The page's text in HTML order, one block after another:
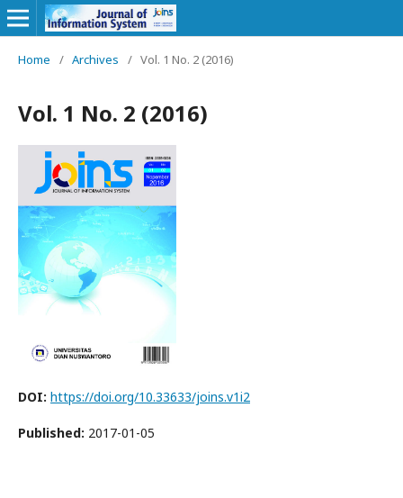
Home / Archives / Vol. 1 No. 2 (2016)
Vol. 1 No. 2 (2016)
DOI: https://doi.org/10.33633/joins.v1i2
Published: 2017-01-05